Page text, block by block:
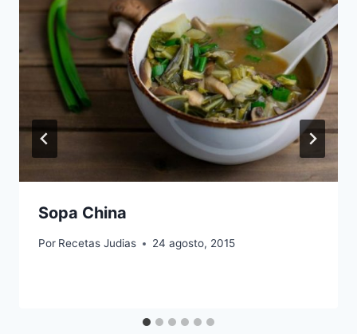
Sopa China
Por Recetas Judias 24 agosto, 2015